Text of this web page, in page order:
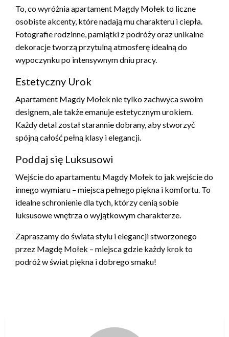
To, co wyróżnia apartament Magdy Mołek to liczne
osobiste akcenty, które nadają mu charakteru i ciepła.
Fotografie rodzinne, pamiątki z podróży oraz unikalne
dekoracje tworzą przytulną atmosferę idealną do
wypoczynku po intensywnym dniu pracy.
Estetyczny Urok
Apartament Magdy Mołek nie tylko zachwyca swoim
designem, ale także emanuje estetycznym urokiem.
Każdy detal został starannie dobrany, aby stworzyć
spójną całość pełną klasy i elegancji.
Poddaj się Luksusowi
Wejście do apartamentu Magdy Mołek to jak wejście do
innego wymiaru – miejsca pełnego piękna i komfortu. To
idealne schronienie dla tych, którzy cenią sobie
luksusowe wnętrza o wyjątkowym charakterze.
Zapraszamy do świata stylu i elegancji stworzonego
przez Magdę Mołek – miejsca gdzie każdy krok to
podróż w świat piękna i dobrego smaku!